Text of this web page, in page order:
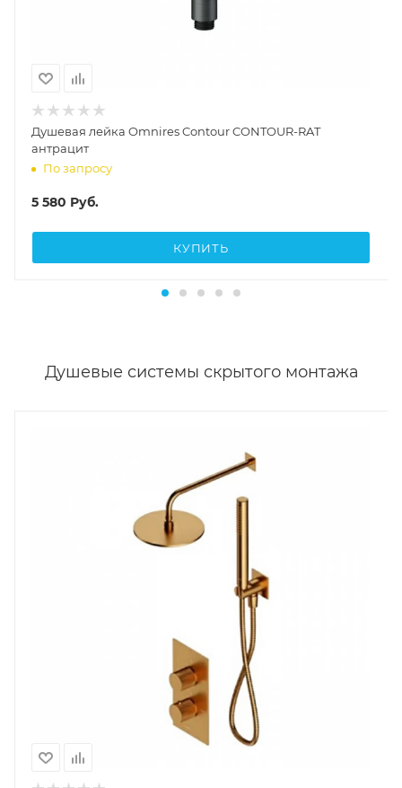
Душевая лейка Omnires Contour CONTOUR-RAT
антрацит
По запросу
5 580 Руб.
КУПИТЬ
Душевые системы скрытого монтажа